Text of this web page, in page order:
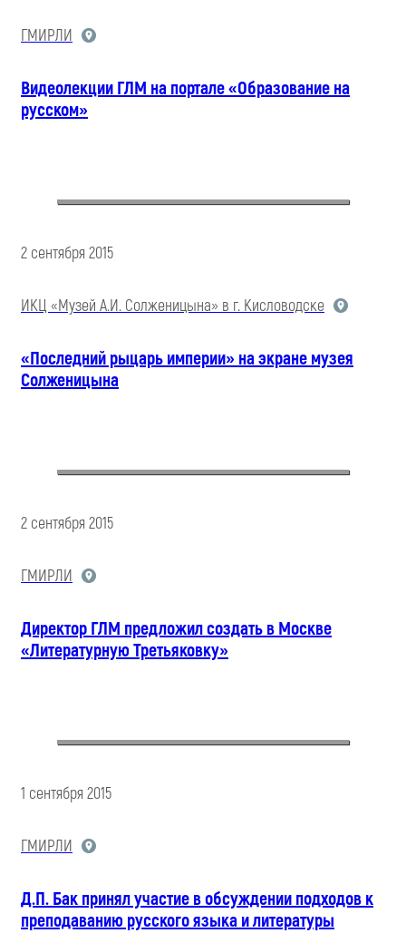
ГМИРЛИ
Видеолекции ГЛМ на портале «Образование на
русском»
2 сентября 2015
ИКЦ «Музей А.И. Солженицына» в г. Кисловодске
«Последний рыцарь империи» на экране музея
Солженицына
2 сентября 2015
ГМИРЛИ
Директор ГЛМ предложил создать в Москве
«Литературную Третьяковку»
1 сентября 2015
ГМИРЛИ
Д.П. Бак принял участие в обсуждении подходов к
преподаванию русского языка и литературы